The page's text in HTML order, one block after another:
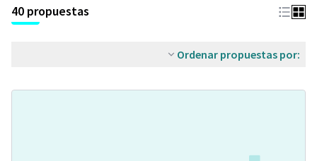
40 propuestas
Ordenar propuestas por: